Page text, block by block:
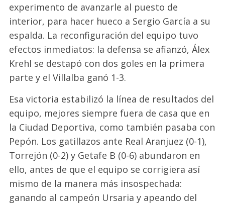
experimento de avanzarle al puesto de
interior, para hacer hueco a Sergio García a su
espalda. La reconfiguración del equipo tuvo
efectos inmediatos: la defensa se afianzó, Álex
Krehl se destapó con dos goles en la primera
parte y el Villalba ganó 1-3.
Esa victoria estabilizó la línea de resultados del
equipo, mejores siempre fuera de casa que en
la Ciudad Deportiva, como también pasaba con
Pepón. Los gatillazos ante Real Aranjuez (0-1),
Torrejón (0-2) y Getafe B (0-6) abundaron en
ello, antes de que el equipo se corrigiera así
mismo de la manera más insospechada:
ganando al campeón Ursaria y apeando del